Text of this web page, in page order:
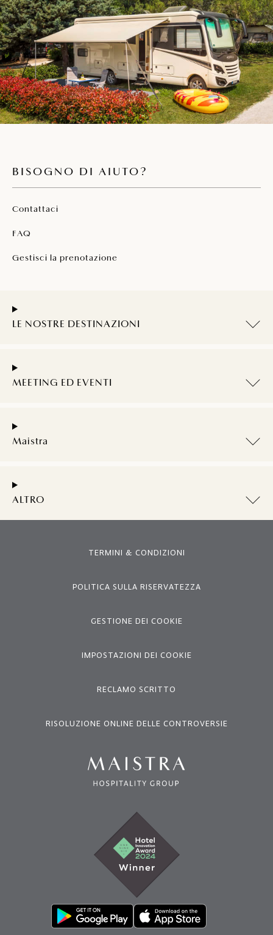
BISOGNO DI AIUTO?
Contattaci
FAQ
Gestisci la prenotazione
LE NOSTRE DESTINAZIONI
MEETING ED EVENTI
Maistra
ALTRO
TERMINI & CONDIZIONI
POLITICA SULLA RISERVATEZZA
GESTIONE DEI COOKIE
IMPOSTAZIONI DEI COOKIE
RECLAMO SCRITTO
RISOLUZIONE ONLINE DELLE CONTROVERSIE